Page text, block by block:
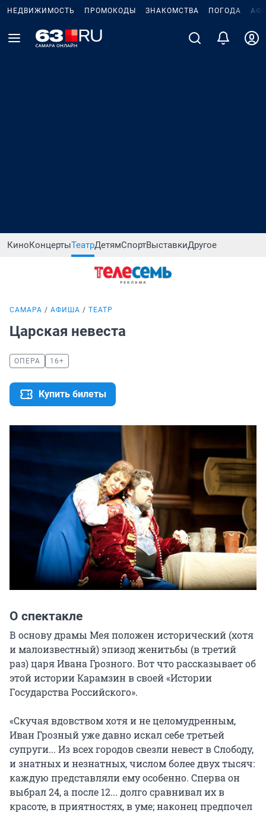
НЕДВИЖИМОСТЬ ПРОМОКОДЫ ЗНАКОМСТВА ПОГОДА
КиноКонцертыТеатрДетямСпортВыставкиДругое
САМАРА АФИША ТЕАТР
Царская невеста
ОПЕРА 16+
Купить билеты
О спектакле
В основу драмы Мея положен исторический (хотя
и малоизвестный) эпизод женитьбы (в третий
раз) царя Ивана Грозного. Вот что рассказывает об
этой истории Карамзин в своей «Истории
Государства Российского».
«Скучая вдовством хотя и не целомудренным,
Иван Грозный уже давно искал себе третьей
супруги... Из всех городов свезли невест в Слободу,
и знатных и незнатных, числом более двух тысяч:
каждую представляли ему особенно. Сперва он
выбрал 24, а после 12... долго сравнивал их в
красоте, в приятностях, в уме; наконец предпочел